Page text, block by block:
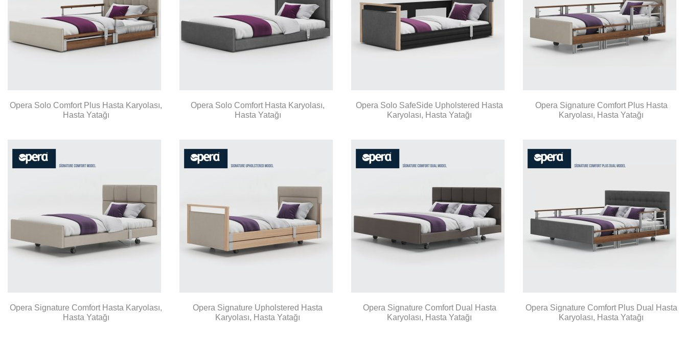
Opera Solo Comfort Plus Hasta Karyolası,
Hasta Yatağı
Opera Solo Comfort Hasta Karyolası,
Hasta Yatağı
Opera Solo SafeSide Upholstered Hasta
Karyolası, Hasta Yatağı
Opera Signature Comfort Plus Hasta
Karyolası, Hasta Yatağı
Opera Signature Comfort Hasta Karyolası,
Hasta Yatağı
Opera Signature Upholstered Hasta
Karyolası, Hasta Yatağı
Opera Signature Comfort Dual Hasta
Karyolası, Hasta Yatağı
Opera Signature Comfort Plus Dual Hasta
Karyolası, Hasta Yatağı